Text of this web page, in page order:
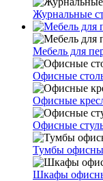
Журнальные
Мебель для
Офисные
Офисные
Офисные
Тумбы
Шкафы